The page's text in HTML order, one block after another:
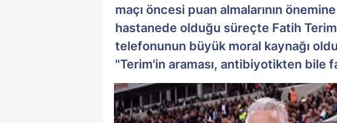
maçı öncesi puan almalarının
hastanede olduğu süreçte Fatih
telefonunun büyük moral kaynağı
"Terim'in araması, antibiyotikten bile